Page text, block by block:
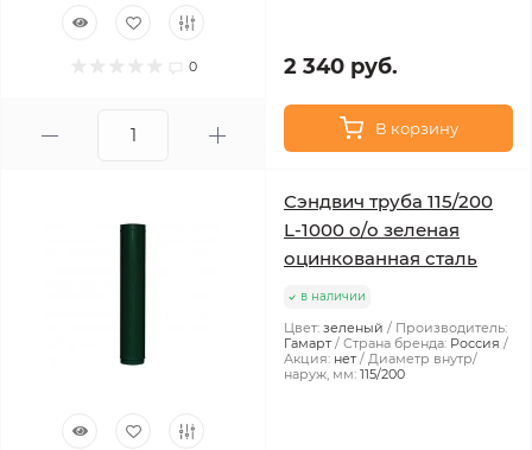
0 2 340 руб.
В корзину
Сэндвич труба 115/200
L-1000 о/о зеленая
оцинкованная сталь
в наличии
Цвет: зеленый
Производитель:
Гамарт
Страна бренда: Россия
Акция: нет
Диаметр внутр/
наруж, мм: 115/200